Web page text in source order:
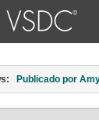
Publicado por